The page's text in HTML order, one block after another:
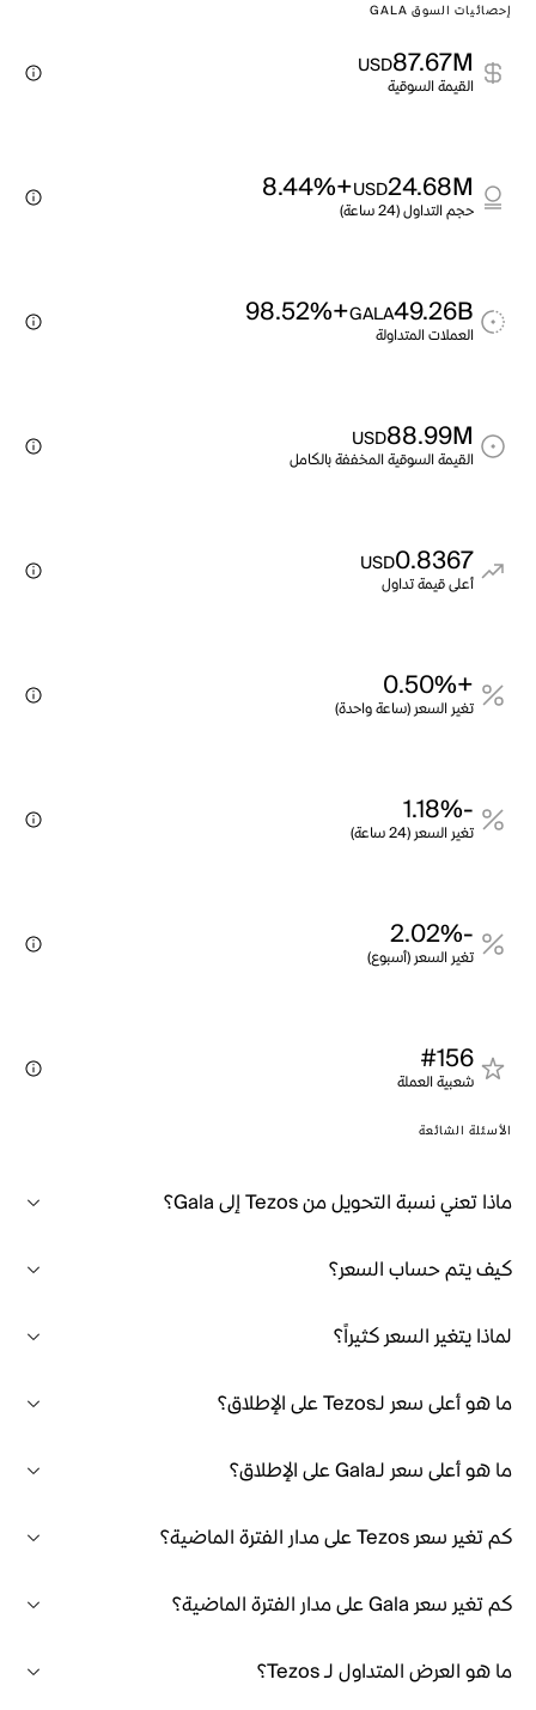
إحصائيات السوق GALA
87.67M
USD
القيمة السوقية
24.68M
USD
+8.44%
حجم التداول (24 ساعة)
49.26B
GALA
+98.52%
العملات المتداولة
88.99M
USD
القيمة السوقية المخففة بالكامل
0.8367
USD
أعلى قيمة تداول
+0.50%
تغير السعر (ساعة واحدة)
-1.18%
تغير السعر (24 ساعة)
-2.02%
تغير السعر (أسبوع)
#156
شعبية العملة
الأسئلة الشائعة
ماذا تعني نسبة التحويل من Tezos إلى Gala؟
كيف يتم حساب السعر؟
لماذا يتغير السعر كثيراً؟
ما هو أعلى سعر لـTezos على الإطلاق؟
ما هو أعلى سعر لـGala على الإطلاق؟
كم تغير سعر Tezos على مدار الفترة الماضية؟
كم تغير سعر Gala على مدار الفترة الماضية؟
ما هو العرض المتداول لـ Tezos؟